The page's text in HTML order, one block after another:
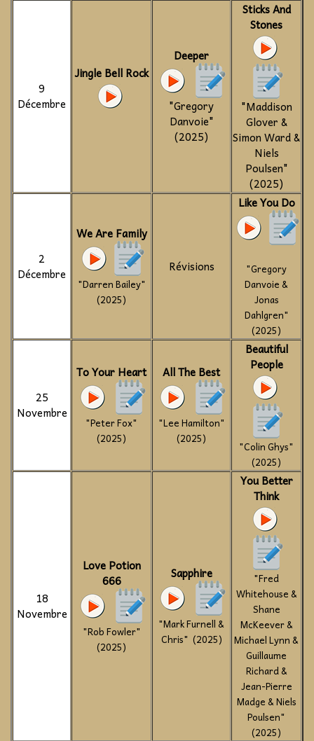
9
Décembre
Jingle Bell Rock
Deeper
"Gregory
Danvoie"
(2025)
Sticks And
Stones
"Maddison
Glover &
Simon Ward &
Niels
Poulsen"
(2025)
2
Décembre
We Are Family
"Darren Bailey"
(2025)
Révisions
Like You Do
"Gregory
Danvoie &
Jonas
Dahlgren"
(2025)
25
Novembre
To Your Heart
"Peter Fox"
(2025)
All The Best
"Lee Hamilton"
(2025)
Beautiful
People
"Colin Ghys"
(2025)
18
Novembre
Love Potion
666
"Rob Fowler"
(2025)
Sapphire
"Mark Furnell &
Chris" (2025)
You Better
Think
"Fred
Whitehouse &
Shane
McKeever &
Michael Lynn &
Guillaume
Richard &
Jean-Pierre
Madge & Niels
Poulsen"
(2025)